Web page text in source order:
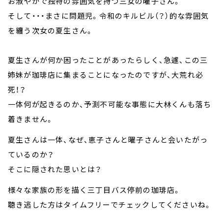
そして・・・まさに問題児。令和のキルビル（？）的な雰囲気
を纏う次女の夏生さん。
夏生さんが何か困ったことがあったらしく、急遽、この三
姉妹が珈琲店に集まることになったのですが、大荒れ必
死！？
一体何が起きるのか、予測不可能な事態に大林くんも落ち
着きません。
夏生さんは一体、なぜ、恵子さんと曜子さんと会いたがっ
ているのか？
そこに隠された思いとは？
様々な家族の形を描く三丁目バス停前の珈琲店。
聴き逃した方はタイムフリーでチェックしてくださいね。